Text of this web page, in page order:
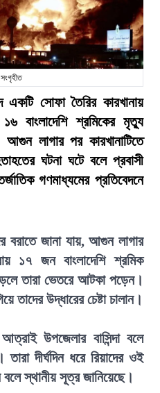
একটি সোফা তৈরির কারখানায়
বাংলাদেশি শ্রমিকের মৃত্যু
লাগার পর কারখানাটিতে
ঘটনা ঘটে বলে প্রবাসী
গণমাধ্যমের প্রতিবেদনে
বরাতে জানা যায়, আগুন লাগার
১৭ জন বাংলাদেশি শ্রমিক
তারা ভেতরে আটকা পড়েন।
তাদের উদ্ধারের চেষ্টা চালান।
উপজেলার বাসিন্দা বলে
দীর্ঘদিন ধরে রিয়াদের ওই
স্থানীয় সূত্র জানিয়েছে।